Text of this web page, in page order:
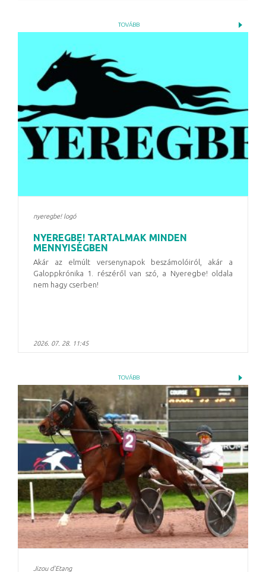
TOVÁBB
nyeregbe! logó
NYEREGBE! TARTALMAK MINDEN
MENNYISÉGBEN
Akár az elmúlt versenynapok beszámolóiról, akár a
Galoppkrónika 1. részéről van szó, a Nyeregbe! oldala
nem hagy cserben!
2026. 07. 28. 11:45
TOVÁBB
Jizou d'Etang